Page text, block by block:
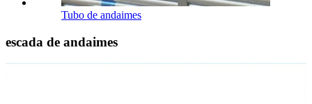
Tubo de andaimes
escada de andaimes